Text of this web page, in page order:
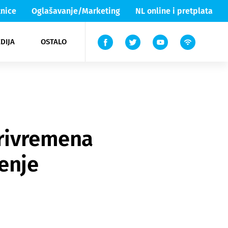
Oglašavanje/Marketing NL online i pretplata
OSTALO
Lika & Senj
TV